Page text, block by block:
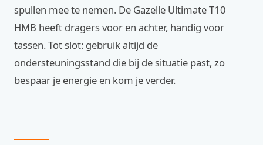
spullen mee te nemen. De Gazelle Ultimate T10
HMB heeft dragers voor en achter, handig voor
tassen. Tot slot: gebruik altijd de
ondersteuningsstand die bij de situatie past, zo
bespaar je energie en kom je verder.